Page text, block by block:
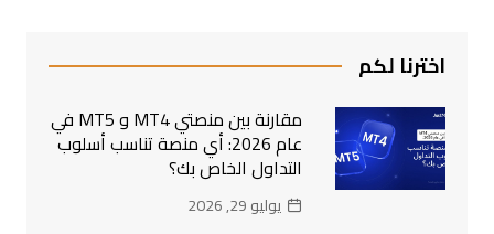
اخترنا لكم
مقارنة بين منصتي MT4 و MT5 في
عام 2026: أي منصة تناسب أسلوب
التداول الخاص بك؟
يوليو 29, 2026